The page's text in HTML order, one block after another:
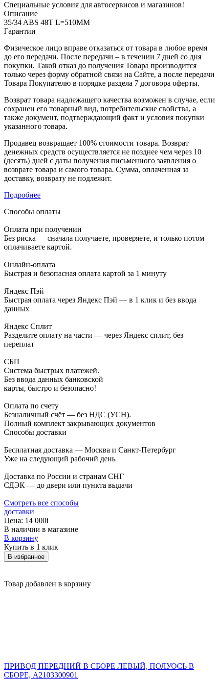
Специальные условия для автосервисов и магазинов!
Описание
35/34 ABS 48T L=510MM
Гарантии
Физическое лицо вправе отказаться от товара в любое время
до его передачи. После передачи – в течении 7 дней со дня
покупки. Такой отказ до получения Товара производится
только через форму обратной связи на Сайте, а после передачи
Товара Покупателю в порядке раздела 7 договора оферты.
Возврат товара надлежащего качества возможен в случае, если
сохранен его товарный вид, потребительские свойства, а
также документ, подтверждающий факт и условия покупки
указанного товара.
Продавец возвращает 100% стоимости товара. Возврат
денежных средств осуществляется не позднее чем через 10
(десять) дней с даты получения письменного заявления о
возврате товара и самого товара. Сумма, оплаченная за
доставку, возврату не подлежит.
Подробнее
Способы оплаты
Оплата при получении
Без риска — сначала получаете, проверяете, и только потом
оплачиваете картой.
Онлайн-оплата
Быстрая и безопасная оплата картой за 1 минуту
Яндекс Пэй
Быстрая оплата через Яндекс Пэй — в 1 клик и без ввода
данных
Яндекс Сплит
Разделите оплату на части — через Яндекс сплит, без
переплат
СБП
Система быстрых платежей.
Без ввода данных банковской
карты, быстро и безопасно!
Оплата по счету
Безналичный счёт — без НДС (УСН).
Полный комплект закрывающих документов
Способы доставки
Бесплатная доставка — Москва и Санкт-Петербург
Уже на следующий рабочий день
Доставка по России и странам СНГ
СДЭК — до двери или пункта выдачи
Смотреть все способы
доставки
Цена: 14 000i
В наличии в магазине
В корзину
Купить в 1 клик
В избранное
Товар добавлен в корзину
ПРИВОД ПЕРЕДНИЙ В СБОРЕ ЛЕВЫЙ, ПОЛУОСЬ В
СБОРЕ, A2103300901